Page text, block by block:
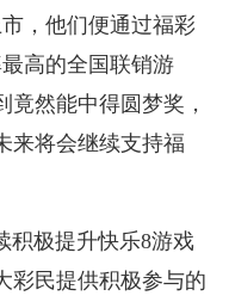
，他们便通过福彩
高的全国联销游
然能中得圆梦奖，
来将会继续支持福
积极提升快乐8游戏
彩民提供积极参与的